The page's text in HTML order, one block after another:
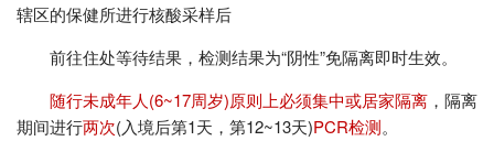
辖区的保健所进行核酸采样后
前往住处等待结果，检测结果为“阴性”免隔离即时生效。
随行未成年人(6~17周岁)原则上必须集中或居家隔离 ，隔离
期间进行两次(入境后第1天，第12~13天)PCR检测。